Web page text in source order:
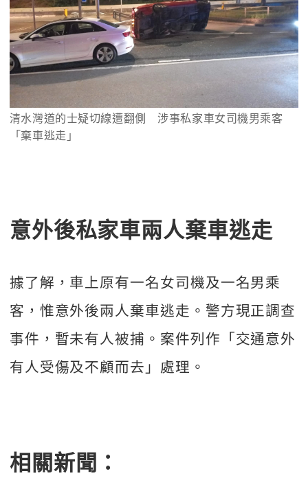
清水灣道的士疑切線遭翻側　涉事私家車女司機男乘客
「棄車逃走」
意外後私家車兩人棄車逃走
據了解，車上原有一名女司機及一名男乘
客，惟意外後兩人棄車逃走。警方現正調查
事件，暫未有人被捕。案件列作「交通意外
有人受傷及不顧而去」處理。
相關新聞：